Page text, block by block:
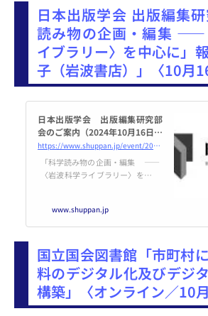
ての意義」 講 師： ピーテ
ル
日本出版学会 出版編集
読み物の企画・編集 ――
イブラリー〉を中心に」
子（岩波書店）」〈10月
日本出版学会 出版編集研究部
会のご案内（2024年10月16日開
催） | 日本出版学会
https://www.shuppan.jp/event/2024/09/04/3084/
「科学読み物の企画・編集 ――
〈岩波科学ライブラリー〉を中心
月16日（水） 18時30分～20時0
0分（最長） （開場：18時20
（Zoo
www.shuppan.jp
国立国会図書館「市町村
料のデジタル化及びデジ
構築」〈オンライン／10